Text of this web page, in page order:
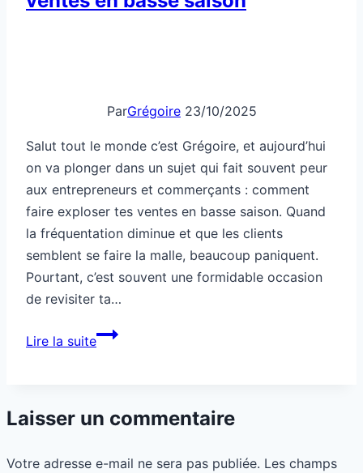
ParGrégoire 23/10/2025
Salut tout le monde c’est Grégoire, et aujourd’hui
on va plonger dans un sujet qui fait souvent peur
aux entrepreneurs et commerçants : comment
faire exploser tes ventes en basse saison. Quand
la fréquentation diminue et que les clients
semblent se faire la malle, beaucoup paniquent.
Pourtant, c’est souvent une formidable occasion
de revisiter ta…
Lire la suiteComment
ventes
basse
Laisser un commentaire
Votre adresse e-mail ne sera pas publiée. Les champs